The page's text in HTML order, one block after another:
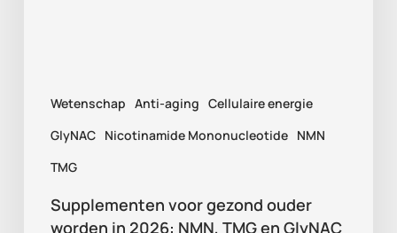
Wetenschap Anti-aging Cellulaire energie
GlyNAC Nicotinamide Mononucleotide NMN
TMG
GlyNAC
uitgelegd
Supplementen voor gezond ouder
worden in 2026: NMN, TMG en GlyNAC